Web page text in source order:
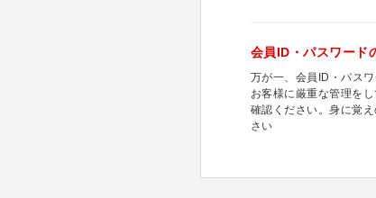
会員ID・パスワード
万が一、会員ID・パス
お客様に厳重な管理を
確認ください。身に覚
さい